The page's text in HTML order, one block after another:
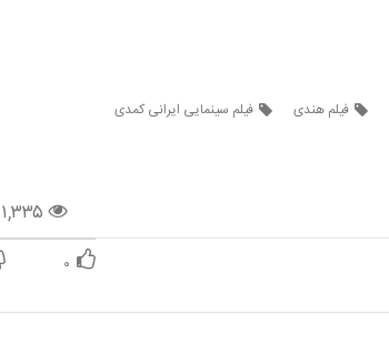
فیلم هندی
فیلم سینمایی ایرانی کمدی
۱,۳۳۵
۰